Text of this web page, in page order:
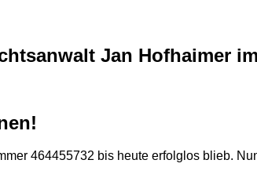
Jan Hofhaimer
464455732 bis heute erfolglos blieb.